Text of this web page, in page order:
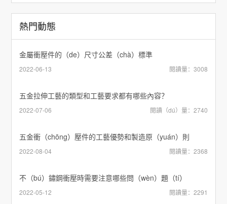
熱門動態
金屬衝壓件的（de）尺寸公差（chà）標準
2022-06-13 閱讀量：3008
五金拉伸工藝的類型和工藝要求都有哪些內容？
2022-07-06 閱讀（dú）量：2740
五金衝（chōng）壓件的工藝優勢和製造原（yuán）則
2022-08-04 閱讀量：2368
不（bú）鏽鋼衝壓時需要注意哪些問（wèn）題（tí）
2022-05-12 閱讀量：2291